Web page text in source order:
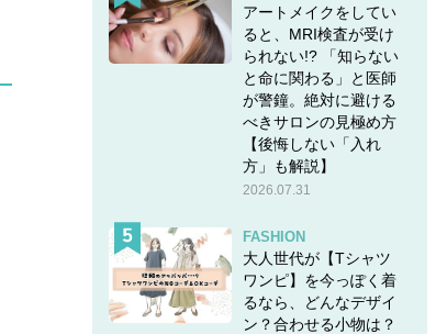
アートメイクをしてい
ると、MRI検査が受け
られない!? 「知らない
と命に関わる」と医師
が警鐘。絶対に避ける
べきサロンの見極め方
【後悔しない「入れ
方」も解説】
2026.07.31
FASHION
大人世代が【Tシャツ
ワンピ】を今っぽく着
るなら、どんなデザイ
ン？合わせる小物は？